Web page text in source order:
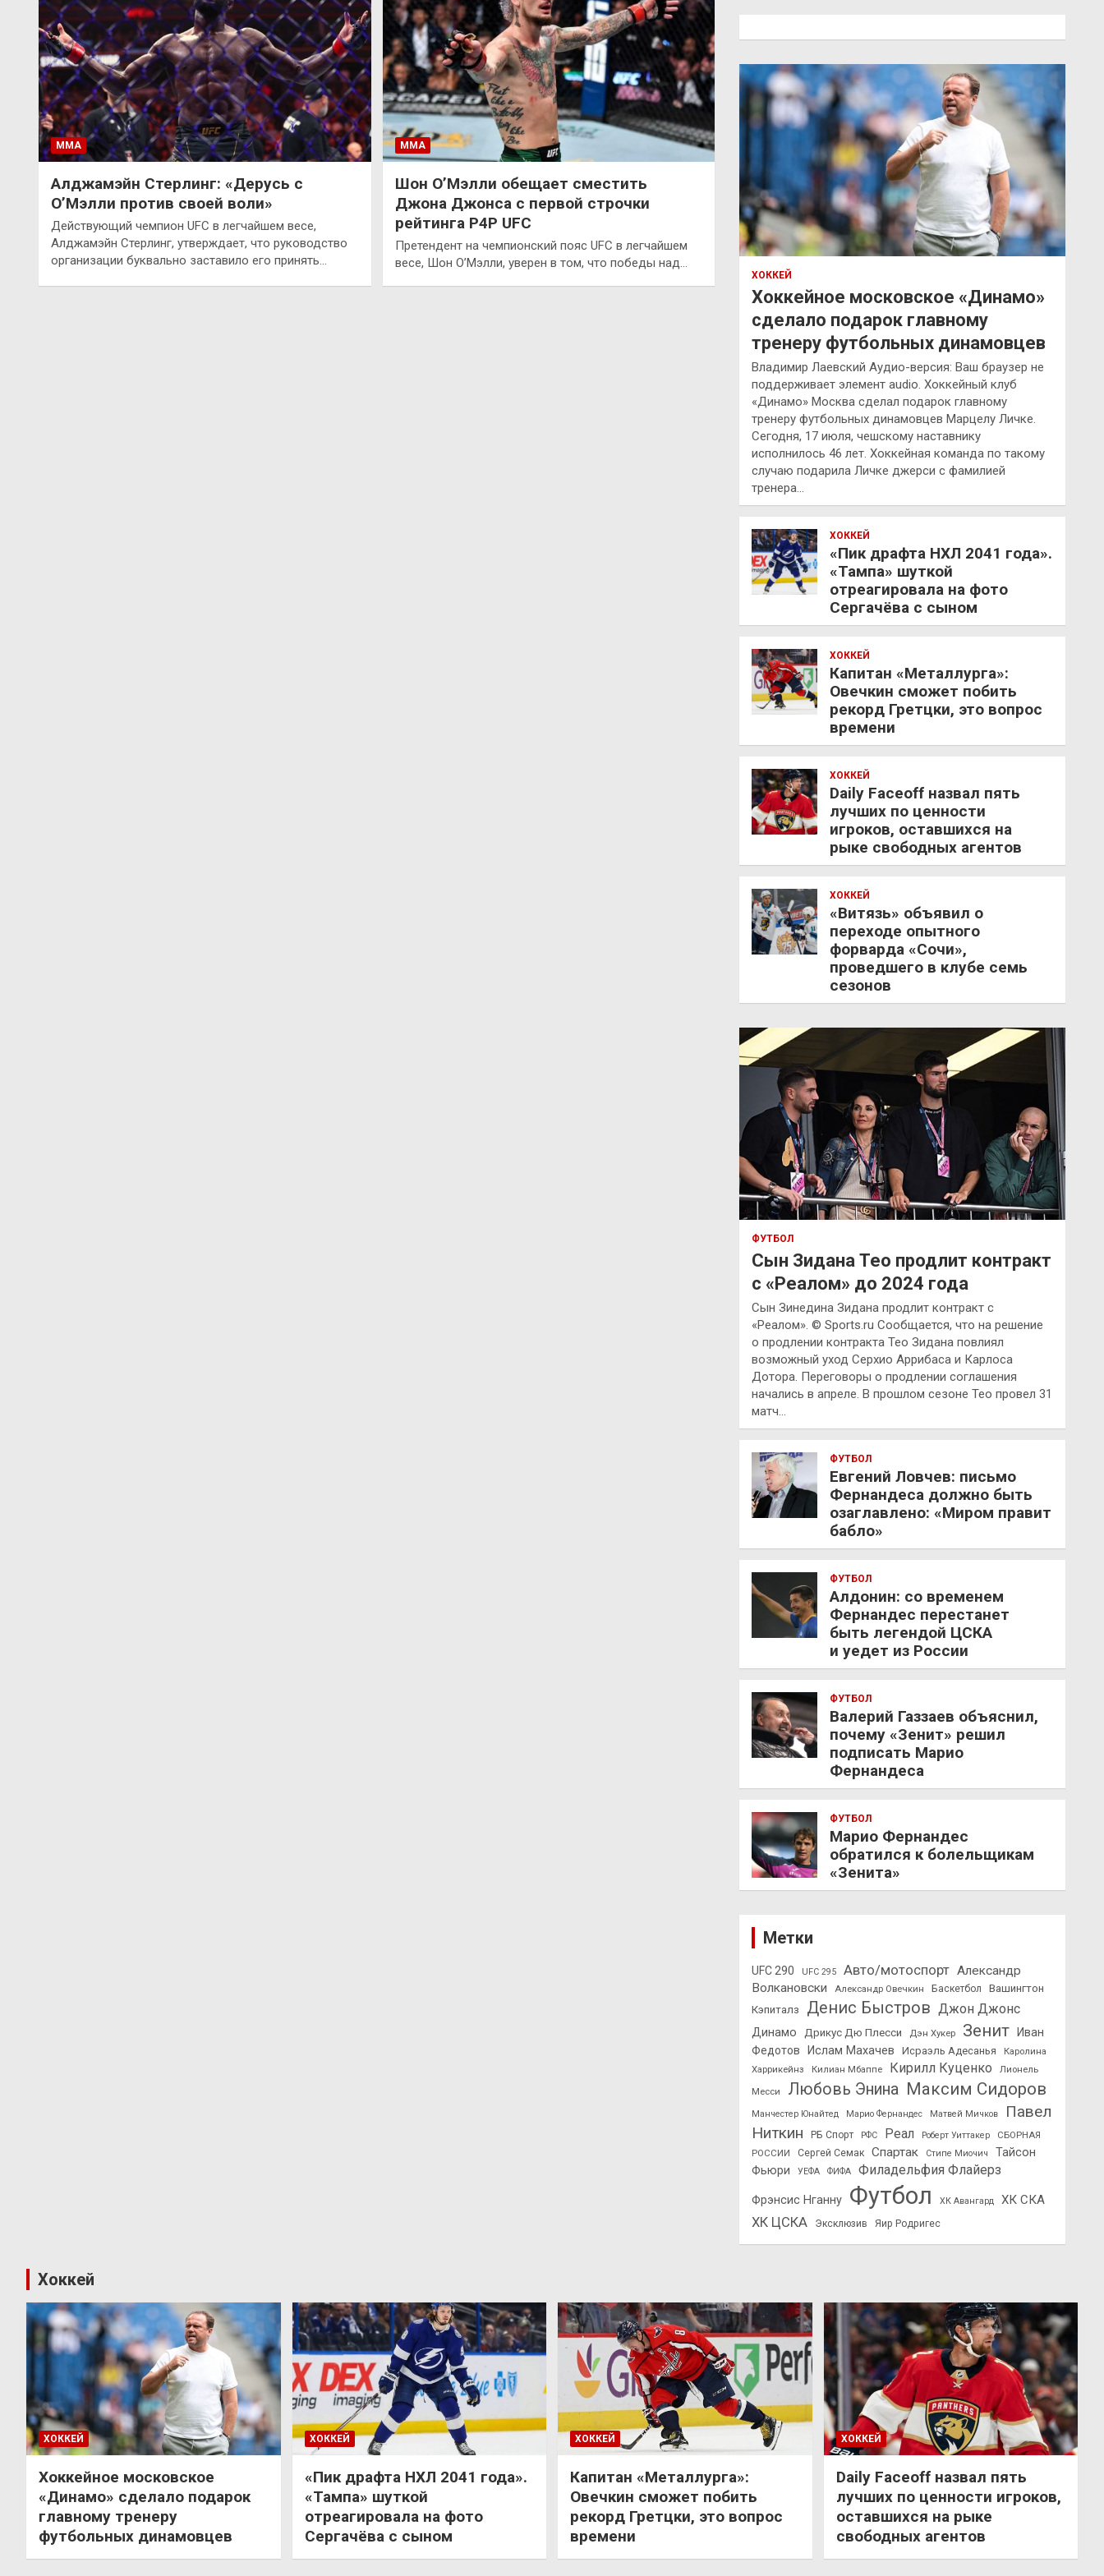
ММА
Алджамэйн Стерлинг: «Дерусь с
О’Мэлли против своей воли»
Действующий чемпион UFC в легчайшем весе,
Алджамэйн Стерлинг, утверждает, что руководство
организации буквально заставило его принять…
ММА
Шон О’Мэлли обещает сместить
Джона Джонса с первой строчки
рейтинга P4P UFC
Претендент на чемпионский пояс UFC в легчайшем
весе, Шон О’Мэлли, уверен в том, что победы над…
ХОККЕЙ
Хоккейное московское «Динамо»
сделало подарок главному
тренеру футбольных динамовцев
Владимир Лаевский Аудио-версия: Ваш браузер не
поддерживает элемент audio. Хоккейный клуб
«Динамо» Москва сделал подарок главному
тренеру футбольных динамовцев Марцелу Личке.
Сегодня, 17 июля, чешскому наставнику
исполнилось 46 лет. Хоккейная команда по такому
случаю подарила Личке джерси с фамилией
тренера…
ХОККЕЙ
«Пик драфта НХЛ 2041 года».
«Тампа» шуткой
отреагировала на фото
Сергачёва с сыном
ХОККЕЙ
Капитан «Металлурга»:
Овечкин сможет побить
рекорд Гретцки, это вопрос
времени
ХОККЕЙ
Daily Faceoff назвал пять
лучших по ценности
игроков, оставшихся на
рыке свободных агентов
ХОККЕЙ
«Витязь» объявил о
переходе опытного
форварда «Сочи»,
проведшего в клубе семь
сезонов
ФУТБОЛ
Сын Зидана Тео продлит контракт
с «Реалом» до 2024 года
Сын Зинедина Зидана продлит контракт с
«Реалом». © Sports.ru Сообщается, что на решение
о продлении контракта Тео Зидана повлиял
возможный уход Серхио Аррибаса и Карлоса
Дотора. Переговоры о продлении соглашения
начались в апреле. В прошлом сезоне Тео провел 31
матч…
ФУТБОЛ
Евгений Ловчев: письмо
Фернандеса должно быть
озаглавлено: «Миром правит
бабло»
ФУТБОЛ
Алдонин: со временем
Фернандес перестанет
быть легендой ЦСКА
и уедет из России
ФУТБОЛ
Валерий Газзаев объяснил,
почему «Зенит» решил
подписать Марио
Фернандеса
ФУТБОЛ
Марио Фернандес
обратился к болельщикам
«Зенита»
Метки
UFC 290 UFC 295 Авто/мотоспорт Александр
Волкановски
Александр Овечкин Баскетбол
Вашингтон
Кэпиталз
Денис Быстров Джон Джонс
Динамо Дрикус Дю Плесси Дэн Хукер Зенит
Иван
Федотов
Ислам Махачев Исраэль Адесанья
Каролина
Харрикейнз
Килиан Мбаппе Кирилл Куценко
Лионель
Месси
Любовь Энина Максим Сидоров
Манчестер Юнайтед Марио Фернандес Матвей Мичков
Павел
Ниткин
РБ Спорт РФС Реал Роберт Уиттакер
СБОРНАЯ
РОССИИ
Сергей Семак Спартак Стипе Миочич
Тайсон
Фьюри
УЕФА ФИФА Филадельфия Флайерз
Фрэнсис Нганну Футбол ХК Авангард ХК СКА
ХК ЦСКА Эксклюзив Яир Родригес
Хоккей
ХОККЕЙ
Хоккейное московское
«Динамо» сделало подарок
главному тренеру
футбольных динамовцев
ХОККЕЙ
«Пик драфта НХЛ 2041 года».
«Тампа» шуткой
отреагировала на фото
Сергачёва с сыном
ХОККЕЙ
Капитан «Металлурга»:
Овечкин сможет побить
рекорд Гретцки, это вопрос
времени
ХОККЕЙ
Daily Faceoff назвал пять
лучших по ценности игроков,
оставшихся на рыке
свободных агентов